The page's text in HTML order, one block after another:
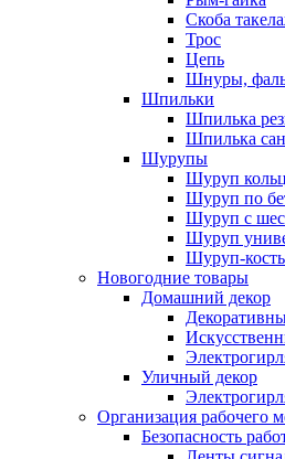
Скоба
Трос
Цепь
Шнуры,
Шпильки
Шпилька
Шпилька
Шурупы
Шуруп
Шуруп по
Шуруп с
Шуруп
Шуруп-
Новогодние товары
Домашний декор
Уличный декор
Организация рабочего
Безопасность